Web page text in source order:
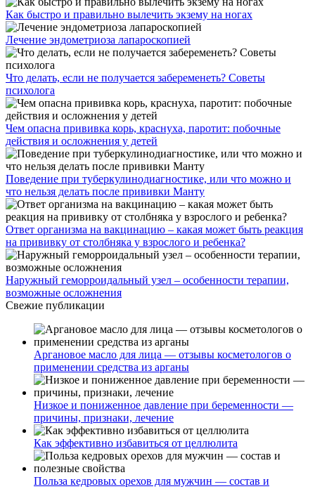
Как быстро и правильно вылечить экзему на ногах
Лечение эндометриоза лапароскопией
Что делать, если не получается забеременеть? Советы
психолога
Чем опасна прививка корь, краснуха, паротит: побочные
действия и осложнения у детей
Поведение при туберкулинодиагностике, или что можно и
что нельзя делать после прививки Манту
Ответ организма на вакцинацию – какая может быть реакция
на прививку от столбняка у взрослого и ребенка?
Наружный геморроидальный узел – особенности терапии,
возможные осложнения
Свежие публикации
Аргановое масло для лица — отзывы косметологов о
применении средства из арганы
Низкое и пониженное давление при беременности —
причины, признаки, лечение
Как эффективно избавиться от целлюлита
Польза кедровых орехов для мужчин — состав и